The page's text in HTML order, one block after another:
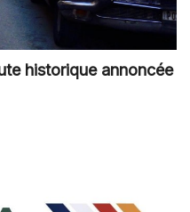
historique annoncée